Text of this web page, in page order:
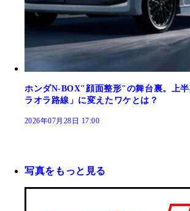
ホンダN-BOX"顔面整形"の舞台裏。上半
ラオラ路線」に変えたワケとは？
2026年07月28日 17:00
写真をもっと見る